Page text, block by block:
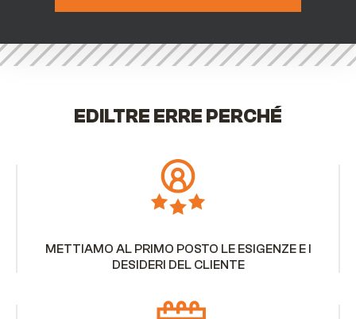
EDILTRE ERRE PERCHÉ
METTIAMO AL PRIMO POSTO LE ESIGENZE E I
DESIDERI DEL CLIENTE